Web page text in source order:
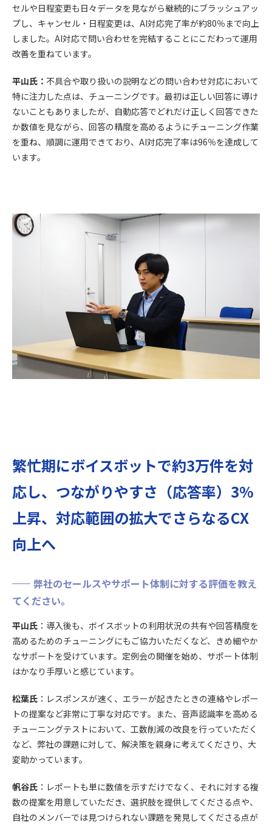
セルや日程変更も日々データを見ながら継続的にブラッシュアッ
プし、キャンセル・日程変更は、AI対応完了率が約80％まで向上
しました。AI対応で問い合わせを完結することにこだわって運用
改善を重ねています。
平山氏： 不具合や取り扱いの説明などの問い合わせ対応において
特に注力した点は、チューニングです。最初は正しい回答に導け
ないこともありましたが、自動応答でどれだけ正しく回答できた
か数値を見ながら、回答の精度を高めるようにチューニング作業
を重ね、順調に運用できており、AI対応完了率は96％を達成して
います。
繁忙期にボイスボットで約3万件を対
応し、つながりやすさ（応答率）3%
上昇、対応範囲の拡大でさらなるCX
向上へ
弊社のセールスやサポート体制に対する評価を教え
てください。
平山氏 ：導入後も、ボイスボットの利用状況の共有や回答精度を
高めるためのチューニングにもご協力いただくなど、きめ細やか
なサポートを受けています。定例会の開催を始め、サポート体制
はかなり手厚いと感じています。
松葉氏 ：レスポンスが速く、エラーが起きたときの連絡やレポー
トの提案など非常に丁寧な対応です。また、音声認識率を高める
チューニングテストにおいて、工数削減の改良を行っていただく
など、弊社の課題に対して、解決策を親身に考えてくださり、大
変助かっています。
帆谷氏 ：レポートも単に数値を示すだけでなく、それに対する複
数の提案を用意していただき、選択肢を提供してくださる点や、
自社のメンバーでは見つけられない課題を発見してくださる点が